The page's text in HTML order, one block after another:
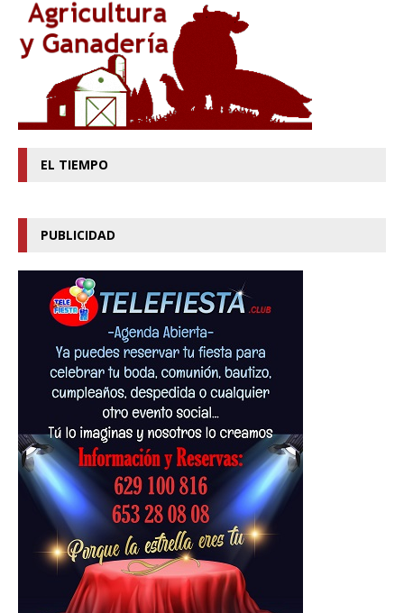
EL TIEMPO
PUBLICIDAD